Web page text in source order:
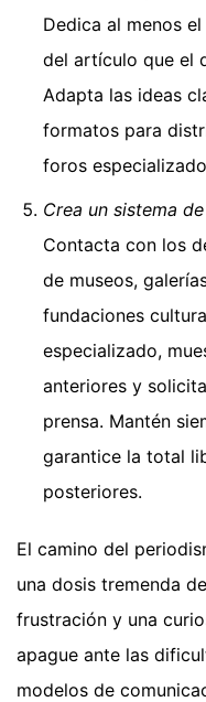
Dedica al menos
del artículo que el
Adapta las ideas
formatos para
foros
Crea un sistema
Contacta con los
de museos,
fundaciones
especializado,
anteriores y
prensa. Mantén
garantice la total
posteriores.
El camino del
una dosis tremenda
frustración y una
apague ante las
modelos de